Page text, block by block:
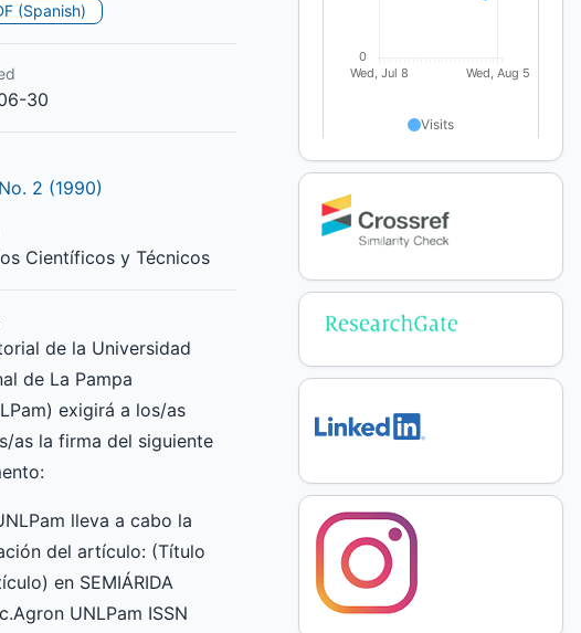
(Spanish)
30
2 (1990)
Científicos y Técnicos
de la Universidad
de La Pampa
exigirá a los/as
as la firma del siguiente
lleva a cabo la
del artículo: (Título
en SEMIÁRIDA
UNLPam ISSN